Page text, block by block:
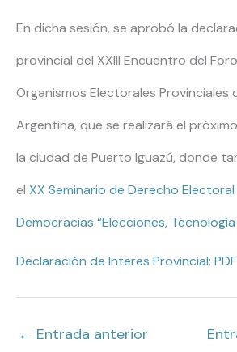
En dicha sesión, se aprobó la
provincial del XXIII Encuentro del
Organismos Electorales Provinciales
Argentina, que se realizará el
la ciudad de Puerto Iguazú, donde
el XX Seminario de Derecho
Democracias “Elecciones,
Declaración de Interes Provincial: PDF
← Entrada anterior